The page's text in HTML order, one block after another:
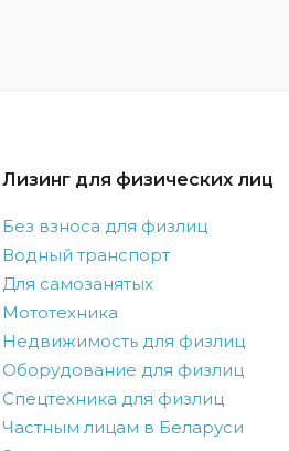
Лизинг для физических лиц
Без взноса для физлиц
Водный транспорт
Для самозанятых
Мототехника
Недвижимость для физлиц
Оборудование для физлиц
Спецтехника для физлиц
Частным лицам в Беларуси